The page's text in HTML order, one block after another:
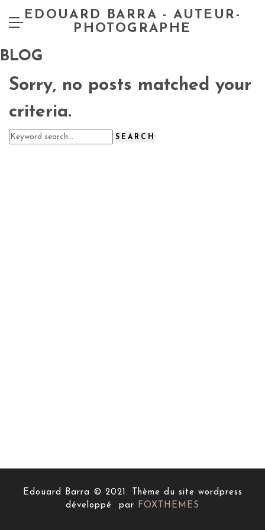
EDOUARD BARRA - AUTEUR-
PHOTOGRAPHE
BLOG
Sorry, no posts matched your
criteria.
Edouard Barra © 2021. Thème du site wordpress
développé par FOXTHEMES